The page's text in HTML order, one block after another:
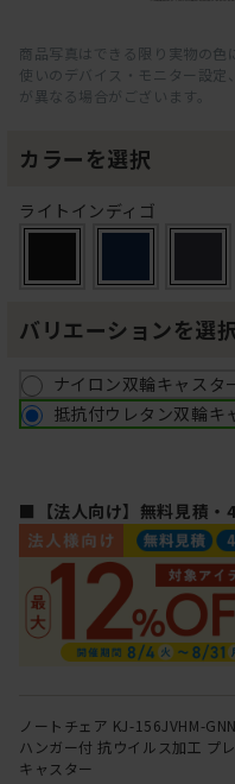
商品写真はできる限り実物の
使いのデバイス・モニター設
が異なる場合がございます。
カラーを選択
ライトインディゴ
バリエーションを選
ナイロン双輪キャスタ
抵抗付ウレタン双輪キ
■【法人向け】無料見積・
ノートチェア KJ-156JVHM-
ハンガー付 抗ウイルス加工 プ
キャスター